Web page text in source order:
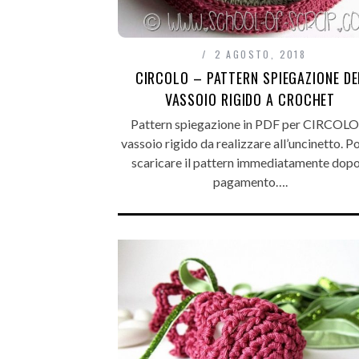
2 AGOSTO, 2018
CIRCOLO – PATTERN SPIEGAZIONE
VASSOIO RIGIDO A CROCHET
Pattern spiegazione in PDF per
vassoio rigido da realizzare all’uncinetto.
scaricare il pattern immediatamente
pagamento….